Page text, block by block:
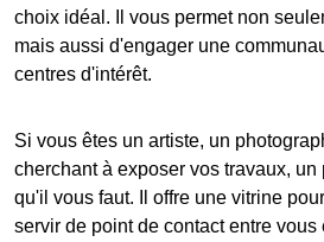
choix idéal. Il vous permet non
mais aussi d'engager une
centres d'intérêt.
Si vous êtes un artiste, un
cherchant à exposer vos travaux, un
qu'il vous faut. Il offre une vitrine
servir de point de contact entre vous